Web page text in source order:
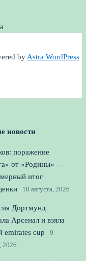
byAstra WordPress
новости
поражение
от «Родины» —
итог
10 августа, 2026
Дортмунд
Арсенал и взяла
emirates cup
9
2026